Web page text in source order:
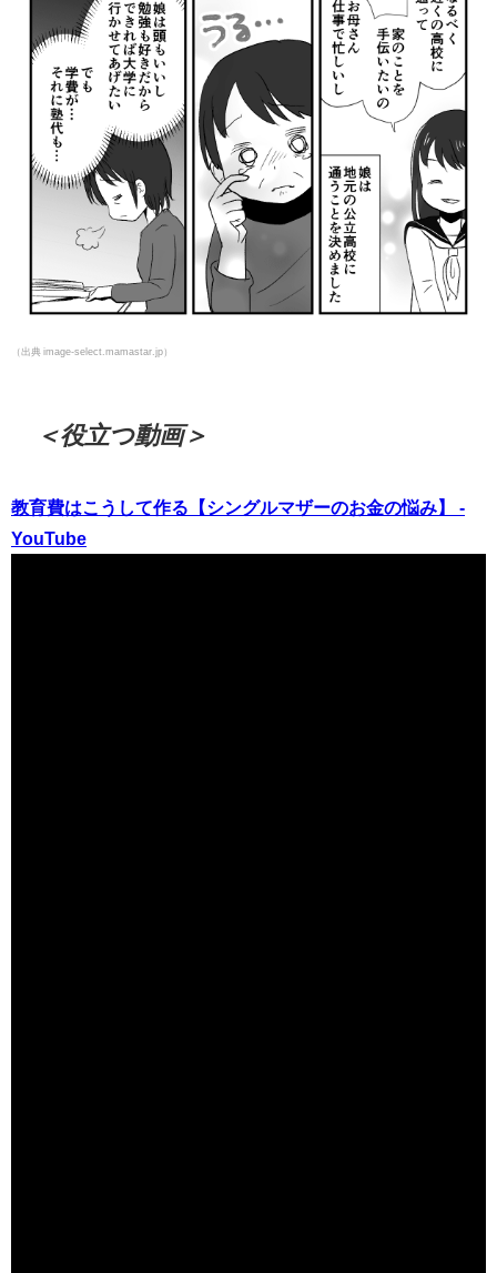
（出典 image-select.mamastar.jp）
＜役立つ動画＞
教育費はこうして作る【シングルマザーのお金の悩み】 -
YouTube